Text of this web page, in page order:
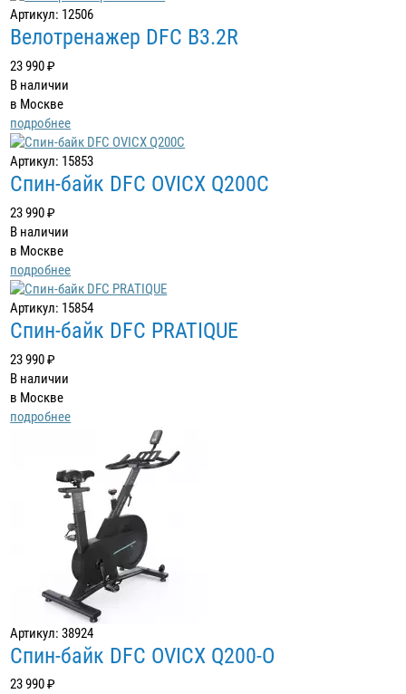
Артикул: 12506
Велотренажер DFC B3.2R
23 990 ₽
В наличии
в Москве
подробнее
Артикул: 15853
Спин-байк DFC OVICX Q200C
23 990 ₽
В наличии
в Москве
подробнее
Артикул: 15854
Спин-байк DFC PRATIQUE
23 990 ₽
В наличии
в Москве
подробнее
Артикул: 38924
Спин-байк DFC OVICX Q200-O
23 990 ₽